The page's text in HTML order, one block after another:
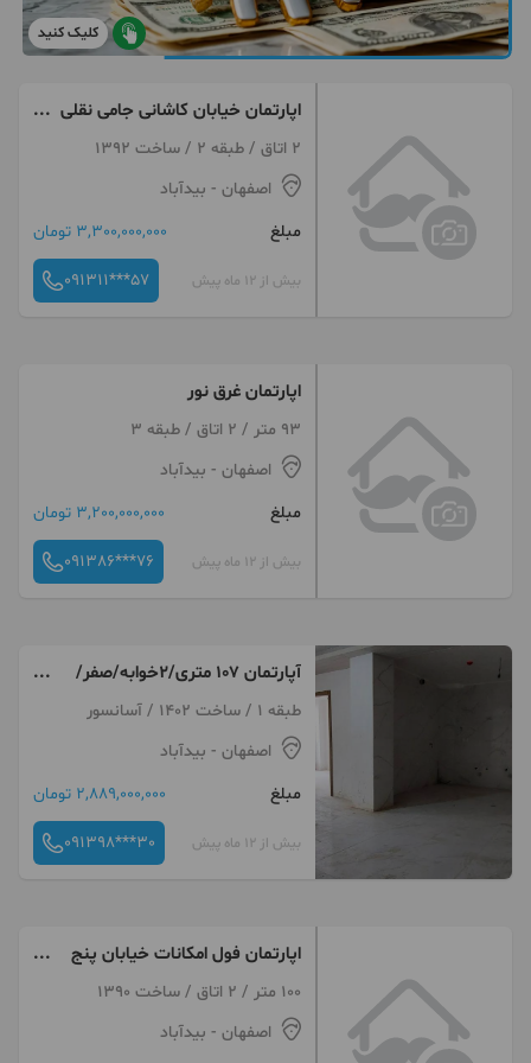
کلیک کنید
اپارتمان خیابان کاشانی جامی نقلی
۹۵ و ۷۵ متری
2 اتاق / طبقه 2 / ساخت 1392
اصفهان - بیدآباد
مبلغ
3,300,000,000 تومان
بیش از 12 ماه پیش 091311***57
اپارتمان غرق نور
93 متر / 2 اتاق / طبقه 3
اصفهان - بیدآباد
مبلغ
3,200,000,000 تومان
بیش از 12 ماه پیش 091386***76
آپارتمان ۱۰۷ متری/۲خوابه/صفر/
خام/باهنر
طبقه 1 / ساخت 1402 / آسانسور
اصفهان - بیدآباد
مبلغ
2,889,000,000 تومان
بیش از 12 ماه پیش 091398***30
اپارتمان فول امکانات خیابان پنج
رمضان
100 متر / 2 اتاق / ساخت 1390
اصفهان - بیدآباد